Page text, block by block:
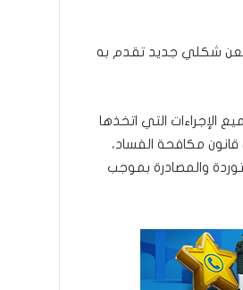
طعن شكلي جديد تقدم به
الإجراءات التي اتخذها
قبل صدور قرار المجلس الدستوري بشأن عدم دستورية جزء المادة: 47 من قانون مكافحة الفساد،
10% من ناتج الأموال المستوردة والمصادرة بموجب
رعدية قوية على جنوب
بيان مجلس الوزراء